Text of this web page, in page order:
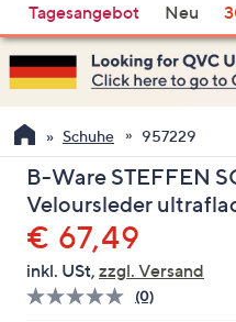
Vorschläge
verfügbar
sind,
verwenden
Sie
die
Pfeiltasten
nach
oben
und
nach
Tagesangebot Neu
Schuhe 957229
B-Ware STEFFEN
Veloursleder
Gelöscht
€ 67,49
inkl. USt, zzgl. Versand
Bisher
(0)